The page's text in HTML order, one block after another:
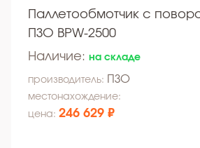
Паллетообмотчик с
ПЗО BPW-2500
Наличие: на складе
производитель: ПЗО
местонахождение:
цена: 246 629 ₽